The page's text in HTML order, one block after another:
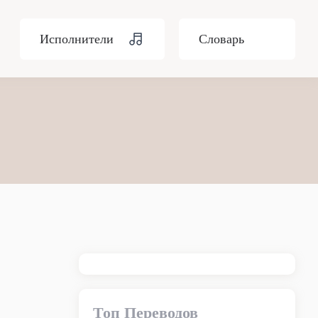
Исполнители Словарь
Топ Переводов